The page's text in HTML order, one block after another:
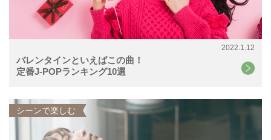
2022.1.12
バレンタインといえばこの曲！
定番J-POPランキング10選
シーンで楽しむ